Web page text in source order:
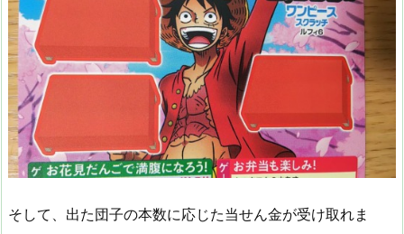
そして、出た団子の本数に応じた当せん金が受け取れま